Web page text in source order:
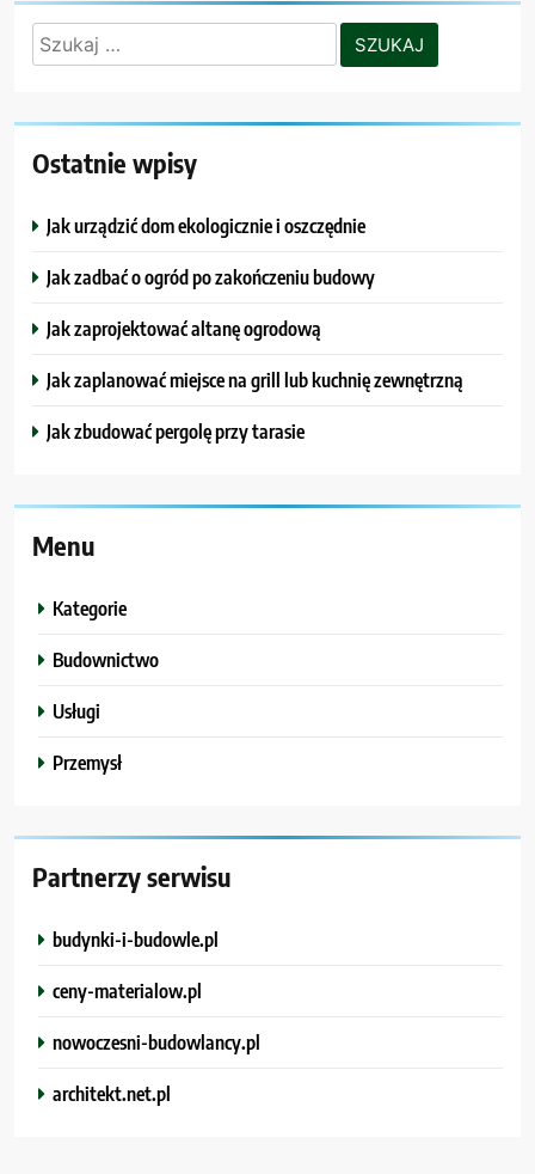
Szukaj:
Ostatnie wpisy
Jak urządzić dom ekologicznie i oszczędnie
Jak zadbać o ogród po zakończeniu budowy
Jak zaprojektować altanę ogrodową
Jak zaplanować miejsce na grill lub kuchnię zewnętrzną
Jak zbudować pergolę przy tarasie
Menu
Kategorie
Budownictwo
Usługi
Przemysł
Partnerzy serwisu
budynki-i-budowle.pl
ceny-materialow.pl
nowoczesni-budowlancy.pl
architekt.net.pl